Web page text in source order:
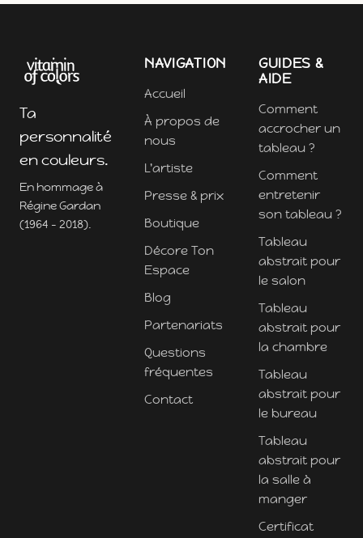
Ta
personnalité
en couleurs.
En hommage à
Régine Gardan
(1964 - 2018).
NAVIGATION
Accueil
À propos de
nous
L'artiste
Presse & prix
Boutique
Décore Ton
Espace
Blog
Partenariats
Questions
fréquentes
Contact
GUIDES &
AIDE
Comment
accrocher un
tableau ?
Comment
entretenir
son tableau ?
Tableau
abstrait pour
le salon
Tableau
abstrait pour
la chambre
Tableau
abstrait pour
le bureau
Tableau
abstrait pour
la salle à
manger
Certificat